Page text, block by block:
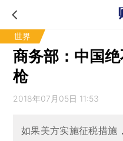
世界
商务部：中国
枪
2018年07月05日 11:53
如果美方实施征税措施